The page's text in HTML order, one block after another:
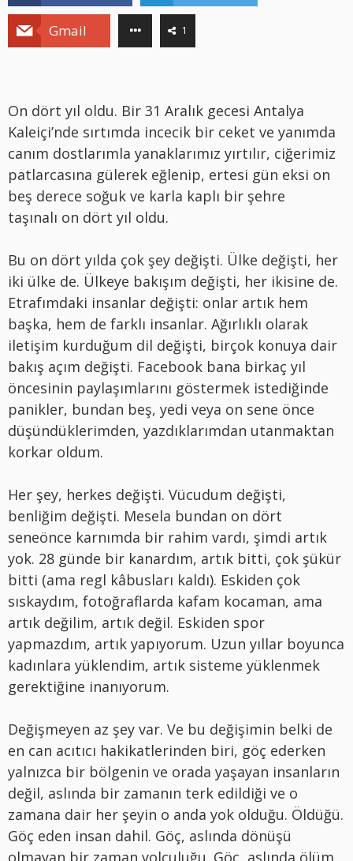
Gmail 1
On dört yıl oldu. Bir 31 Aralık gecesi Antalya
Kaleiçi’nde sırtımda incecik bir ceket ve yanımda
canım dostlarımla yanaklarımız yırtılır, ciğerimiz
patlarcasına gülerek eğlenip, ertesi gün eksi on
beş derece soğuk ve karla kaplı bir şehre
taşınalı on dört yıl oldu.
Bu on dört yılda çok şey değişti. Ülke değişti, her
iki ülke de. Ülkeye bakışım değişti, her ikisine de.
Etrafımdaki insanlar değişti: onlar artık hem
başka, hem de farklı insanlar. Ağırlıklı olarak
iletişim kurduğum dil değişti, birçok konuya dair
bakış açım değişti. Facebook bana birkaç yıl
öncesinin paylaşımlarını göstermek istediğinde
panikler, bundan beş, yedi veya on sene önce
düşündüklerimden, yazdıklarımdan utanmaktan
korkar oldum.
Her şey, herkes değişti. Vücudum değişti,
benliğim değişti. Mesela bundan on dört
seneönce karnımda bir rahim vardı, şimdi artık
yok. 28 günde bir kanardım, artık bitti, çok şükür
bitti (ama regl kâbusları kaldı). Eskiden çok
sıskaydım, fotoğraflarda kafam kocaman, ama
artık değilim, artık değil. Eskiden spor
yapmazdım, artık yapıyorum. Uzun yıllar boyunca
kadınlara yüklendim, artık sisteme yüklenmek
gerektiğine inanıyorum.
Değişmeyen az şey var. Ve bu değişimin belki de
en can acıtıcı hakikatlerinden biri, göç ederken
yalnızca bir bölgenin ve orada yaşayan insanların
değil, aslında bir zamanın terk edildiği ve o
zamana dair her şeyin o anda yok olduğu. Öldüğü.
Göç eden insan dahil. Göç, aslında dönüşü
olmayan bir zaman yolculuğu. Göç, aslında ölüm.